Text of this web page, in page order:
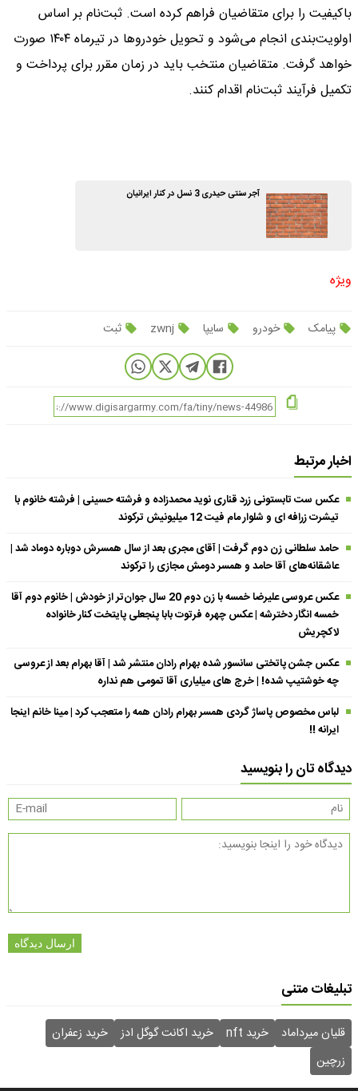
باکیفیت را برای متقاضیان فراهم کرده است. ثبت‌نام بر اساس
اولویت‌بندی انجام می‌شود و تحویل خودروها در تیرماه ۱۴۰۴ صورت
خواهد گرفت. متقاضیان منتخب باید در زمان مقرر برای پرداخت و
تکمیل فرآیند ثبت‌نام اقدام کنند.
آجر سنتی حیدری 3 نسل در کنار ایرانیان
ویژه
پیامک خودرو سایپا ثبت
اخبار مرتبط
عکس ست تابستونی زرد قناری نوید محمدزاده و فرشته حسینی | فرشته خانوم با
تیشرت زرافه ای و شلوار مام فیت 12 میلیونیش ترکوند
حامد سلطانی زن دوم گرفت | آقای مجری بعد از سال همسرش دوباره دوماد شد |
عاشقانه‌های آقا حامد و همسر دومش مجازی را ترکوند
عکس عروسی علیرضا خمسه با زن دوم 20 سال جوان‌تر از خودش | خانوم دوم آقا
خمسه انگار دخترشه | عکس چهره فرتوت بابا پنجعلی پایتخت کنار خانواده
لاکچریش
عکس جشن پاتختی سانسور شده بهرام رادان منتشر شد | آقا بهرام بعد از عروسی
چه خوشتیپ شده! | خرج های میلیاری آقا تمومی هم نداره
لباس مخصوص پاساژ گردی همسر بهرام رادان همه را متعجب کرد | مینا خانم اینجا
ایرانه !!
دیدگاه تان را بنویسید
ارسال دیدگاه
تبلیغات متنی
قلیان میرداماد خرید nft خرید اکانت گوگل ادز
خرید زعفران
زرچین